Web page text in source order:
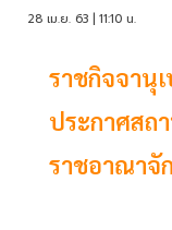
28 เม.ย. 63 | 11:10 น.
ราชกิจจานุ
ประกาศสถ
ราชอาณาจั